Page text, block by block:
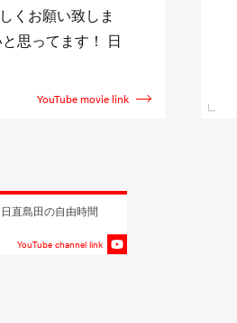
チャンネル登録》
新台を全て収録す
YouTube movie link
日直島田の自由時間
YouTube channel link